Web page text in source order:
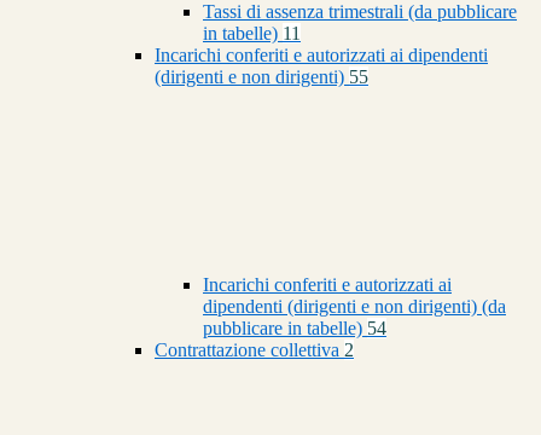
Tassi di assenza trimestrali (da pubblicare
in tabelle) 11
Incarichi conferiti e autorizzati ai dipendenti
(dirigenti e non dirigenti) 55
Incarichi conferiti e autorizzati ai
dipendenti (dirigenti e non dirigenti) (da
pubblicare in tabelle) 54
Contrattazione collettiva 2